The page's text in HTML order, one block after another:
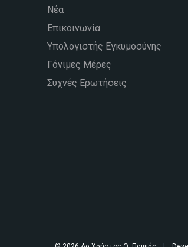
Νέα
Επικοινωνία
Υπολογιστής Εγκυμοσύνης
Γόνιμες Μέρες
Συχνές Ερωτήσεις